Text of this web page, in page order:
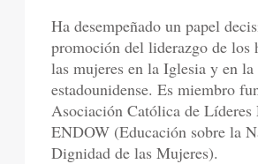
Ha desempeñado un papel
promoción del liderazgo de los
las mujeres en la Iglesia y en la
estadounidense. Es miembro
Asociación Católica de
ENDOW (Educación sobre la
Dignidad de las Mujeres).